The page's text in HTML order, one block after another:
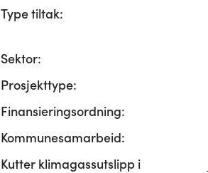
Type tiltak:
Sektor:
Prosjekttype:
Finansieringsordning:
Kommunesamarbeid:
Kutter klimagassutslipp i